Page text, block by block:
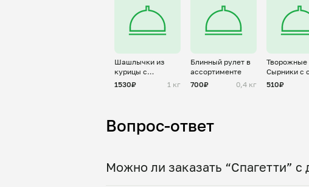
Шашлычки из
курицы с
овощами
1530₽ 1 кг
Блинный рулет в
ассортименте
700₽
0,4 кг
Творожные
Сырники с
и зеленью
510₽
Вопрос-ответ
Можно ли заказать “Спагетти” с